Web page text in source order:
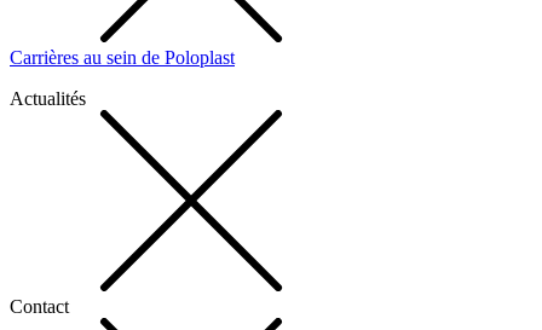
Carrières au sein de Poloplast
Actualités
Contact